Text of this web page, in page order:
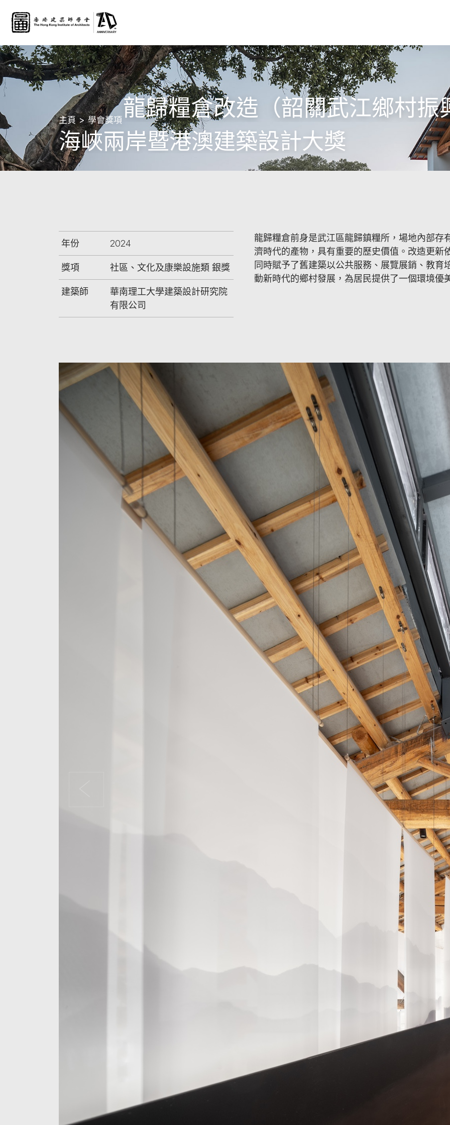
龍歸糧倉改造（韶關武江鄉村振
主頁 學會獎項
海峽兩岸暨港澳建築設計大獎
年份 2024
獎項 社區、文化及康樂設施類 銀獎
建築師
華南理工大學建築設計研究院
有限公司
龍歸糧倉前身是武江區龍歸鎮糧所，場地內部存
濟時代的產物，具有重要的歷史價值。改造更新
同時賦予了舊建築以公共服務、展覽展銷、教
動新時代的鄉村發展，為居民提供了一個環境優